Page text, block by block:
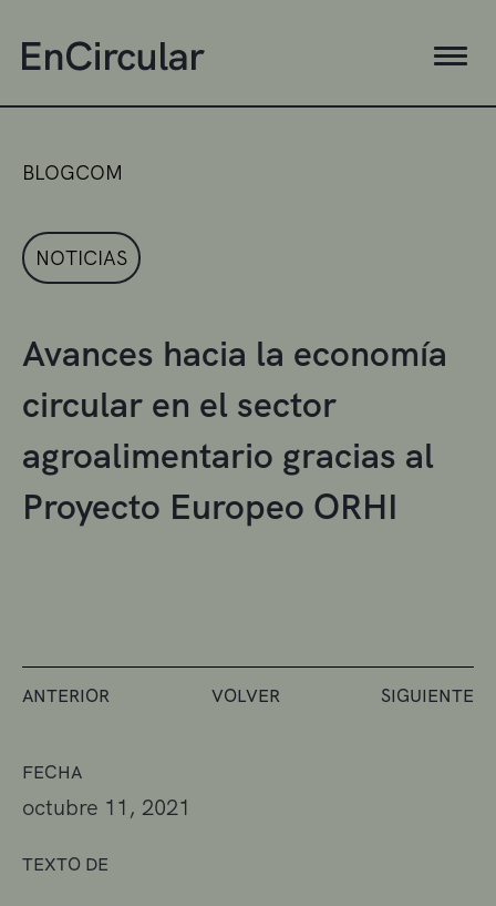
FECHA
octubre 11, 2021
TEXTO DE
BLOGCOM
NOTICIAS
Avances hacia la economía
circular en el sector
agroalimentario gracias al
Proyecto Europeo ORHI
ANTERIOR VOLVER SIGUIENTE